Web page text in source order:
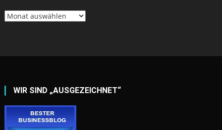
Archiv
WIR SIND „AUSGEZEICHNET“